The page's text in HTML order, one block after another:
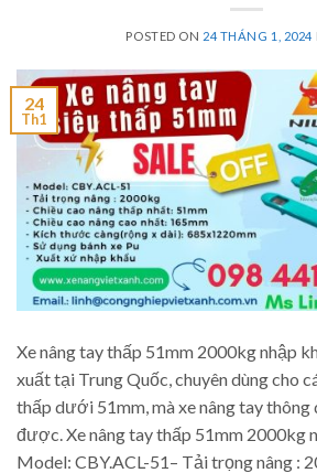
POSTED ON 24 THÁNG 1, 2024
24
Th1
Xe nâng tay thấp 51mm 2000kg nhập
xuất tại Trung Quốc, chuyên dùng cho
thấp dưới 51mm, mà xe nâng tay thông
được. Xe nâng tay thấp 51mm 2000kg
Model: CBY.ACL-51– Tải trọng nâng :